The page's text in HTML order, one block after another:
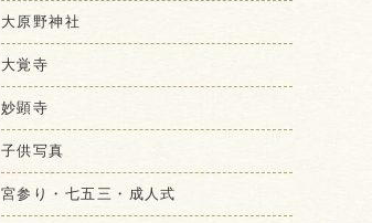
大原野神社
大覚寺
妙顕寺
子供写真
宮参り・七五三・成人式